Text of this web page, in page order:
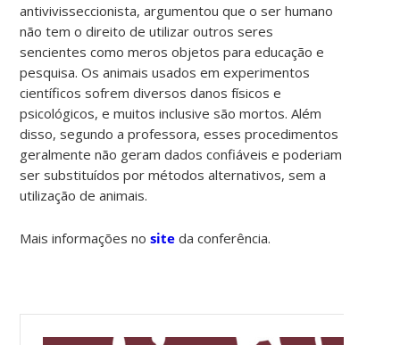
antivivisseccionista, argumentou que o ser humano
não tem o direito de utilizar outros seres
sencientes como meros objetos para educação e
pesquisa. Os animais usados em experimentos
científicos sofrem diversos danos físicos e
psicológicos, e muitos inclusive são mortos. Além
disso, segundo a professora, esses procedimentos
geralmente não geram dados confiáveis e poderiam
ser substituídos por métodos alternativos, sem a
utilização de animais.
Mais informações nosite da conferência.